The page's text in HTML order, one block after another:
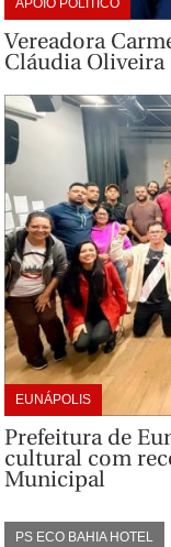
APOIO POLÍTICO
Vereadora
Cláudia Oliveira
EUNÁPOLIS
Prefeitura de
cultural com
Municipal
PS ECO BAHIA HOTEL